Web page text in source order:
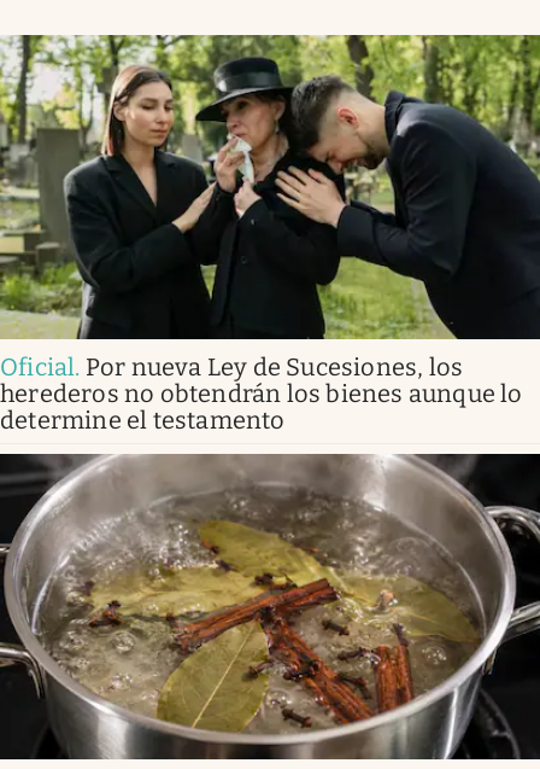
Oficial. Por nueva Ley de Sucesiones, los
herederos no obtendrán los bienes aunque lo
determine el testamento